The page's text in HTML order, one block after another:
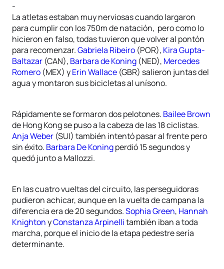
-
La atletas estaban muy nerviosas cuando largaron
para cumplir con los 750m de natación, pero como lo
hicieron en falso, todas tuvieron que volver al pontón
para recomenzar.Gabriela Ribeiro (POR), Kira Gupta-
Baltazar (CAN), Barbara de Koning (NED), Mercedes
Romero (MEX) yErin Wallace (GBR) salieron juntas del
agua y montaron sus bicicletas al unísono.
Rápidamente se formaron dos pelotones. Bailee Brown
de Hong Kong se puso a la cabeza de las 18 ciclistas.
Anja Weber (SUI) también intentó pasar al frente pero
sin éxito. Barbara De Koningperdió 15 segundos y
quedó junto a Mallozzi.
En las cuatro vueltas del circuito, las perseguidoras
pudieron achicar, aunque en la vuelta de campana la
diferencia era de 20 segundos.Sophia Green, Hannah
KnightonyConstanza Arpinellitambién iban a toda
marcha, porque el inicio de la etapa pedestre sería
determinante.